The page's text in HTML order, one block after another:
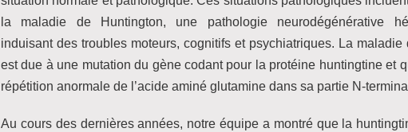
la maladie de Huntington, une pathologie neurodégénérative
induisant des troubles moteurs, cognitifs et psychiatriques. La maladie
est due à une mutation du gène codant pour la protéine huntingtine et
répétition anormale de l’acide aminé glutamine dans sa partie N-
Au cours des dernières années, notre équipe a montré que la